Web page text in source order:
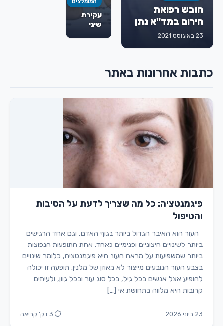
חובש רפואת
חירום במד"א נתן
גורמן ז"ל
23 באוגוסט 2021
המומלצים
עקירת
שיני
ומה
לדעת
מראש
כתבות אחרונות באתר
פיגמנטציה: כל מה שצריך לדעת על הסיבות
והטיפול
העור הוא האיבר הגדול ביותר בגוף האדם, וגם אחד הרגישים
ביותר לשינויים חיצוניים ופנימיים כאחד. אחת התופעות הנפוצות
ביותר שמשפיעות על מראה העור היא פיגמנטציה, כלומר שינויים
בצבע העור הנובעים מייצור לא מאוזן של מלנין. תופעה זו יכולה
להופיע אצל אנשים בכל גיל, בכל סוג עור ובכל גוון, ולעיתים
קרובות היא מלווה בתחושת אי […]
23 ביוני 2026 ⏱ 3 דק' קריאה